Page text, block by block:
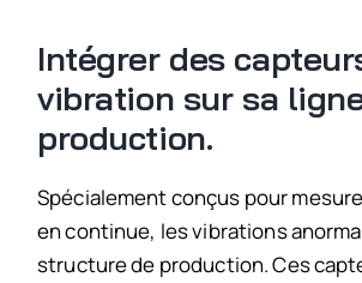
Intégrer des
vibration sur sa
production.
Spécialement conçus pour
en continue, les vibrations
structure de production. Ces